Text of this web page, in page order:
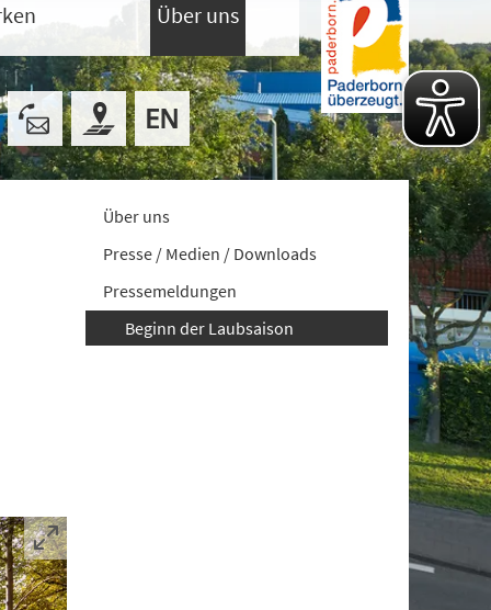
Über uns
Über uns
Presse / Medien / Downloads
Pressemeldungen
Beginn der Laubsaison